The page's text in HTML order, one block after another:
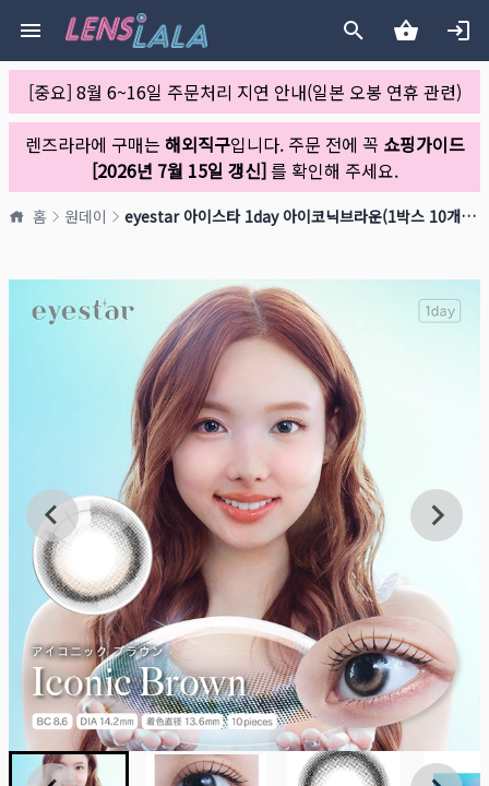
[중요] 8월 6~16일 주문처리 지연 안내(일본 오봉 연휴 관련)
렌즈라라에 구매는 해외직구입니다. 주문 전에 꼭 쇼핑가이드
[2026년 7월 15일 갱신]를 확인해 주세요.
홈 원데이 eyestar 아이스타 1day 아이코닉브라운(1박스 10개들이)